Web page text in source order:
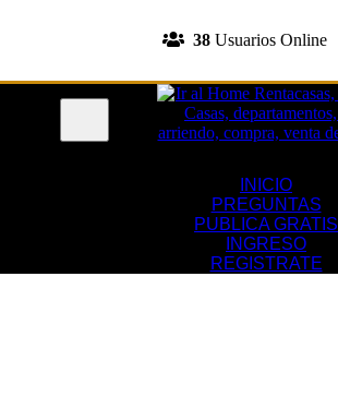
38Usuarios Online
INICIO
PREGUNTAS
PUBLICA GRATIS
INGRESO
REGISTRATE